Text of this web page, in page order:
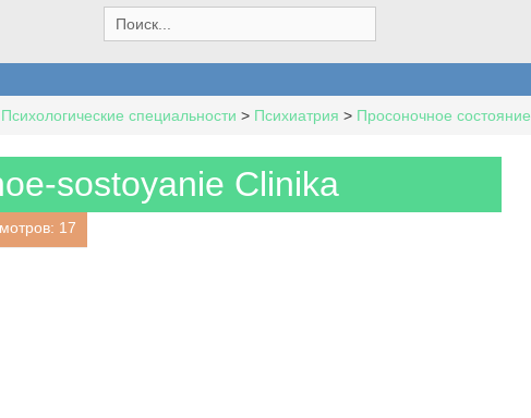
e
a
h
r
:
Психологические специальности > Психиатрия > Просоночное состояние
sostoyanie Clinika
17